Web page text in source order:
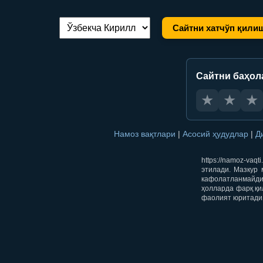
Тилни алмаштириш: Сайтни хатчўп
Сайтни
★ ★ ★
Намоз вақтлари | Асосий ҳудудлар |
https://namoz-
этилади. Мазкур
ҳолларда фарқ
фаолият